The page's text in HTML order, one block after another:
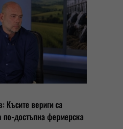
Късите вериги са
по-достъпна фермерска